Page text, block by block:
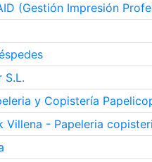
(Gestión Impresión
S.L.
y Copistería
Villena - Papeleria